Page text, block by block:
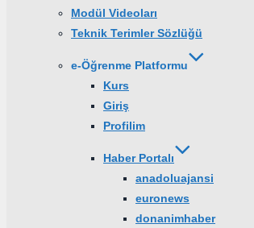
Modül Videoları
Teknik Terimler Sözlüğü
e-Öğrenme Platformu
Kurs
Giriş
Profilim
Haber Portalı
anadoluajansi
euronews
donanimhaber